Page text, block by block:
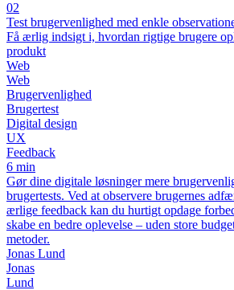
02
Test brugervenlighed med enkle
Få ærlig indsigt i, hvordan rigtige brugere
produkt
Web
Web
Brugervenlighed
Brugertest
Digital design
UX
Feedback
6 min
Gør dine digitale løsninger mere
brugertests. Ved at observere brugernes
ærlige feedback kan du hurtigt opdage
skabe en bedre oplevelse – uden store
metoder.
Jonas Lund
Jonas
Lund